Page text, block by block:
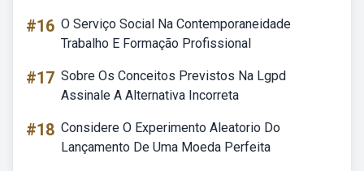
#16 O Serviço Social Na Contemporaneidade
Trabalho E Formação Profissional
#17 Sobre Os Conceitos Previstos Na Lgpd
Assinale A Alternativa Incorreta
#18 Considere O Experimento Aleatorio Do
Lançamento De Uma Moeda Perfeita